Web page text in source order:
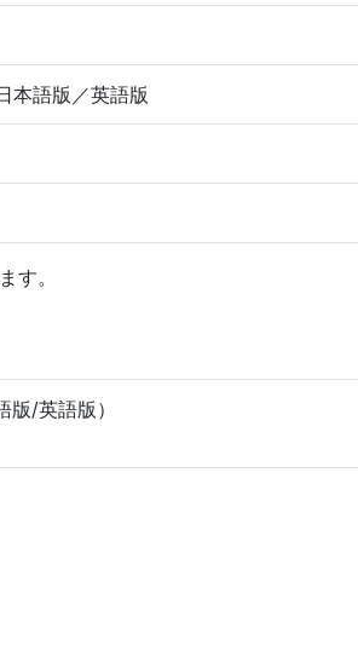
語版／英語版
す。
/英語版）